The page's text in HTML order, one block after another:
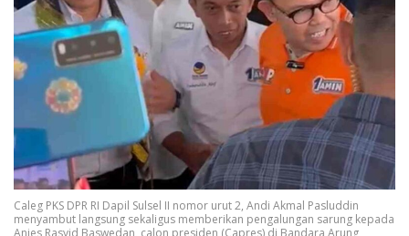
Caleg PKS DPR RI Dapil Sulsel II nomor urut 2, Andi Akmal Pasluddin
menyambut langsung sekaligus memberikan pengalungan sarung kepada